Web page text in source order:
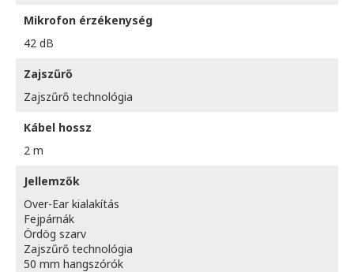
Mikrofon érzékenység
42 dB
Zajszűrő
Zajszűrő technológia
Kábel hossz
2 m
Jellemzők
Over-Ear kialakítás
Fejpárnák
Ördög szarv
Zajszűrő technológia
50 mm hangszórók